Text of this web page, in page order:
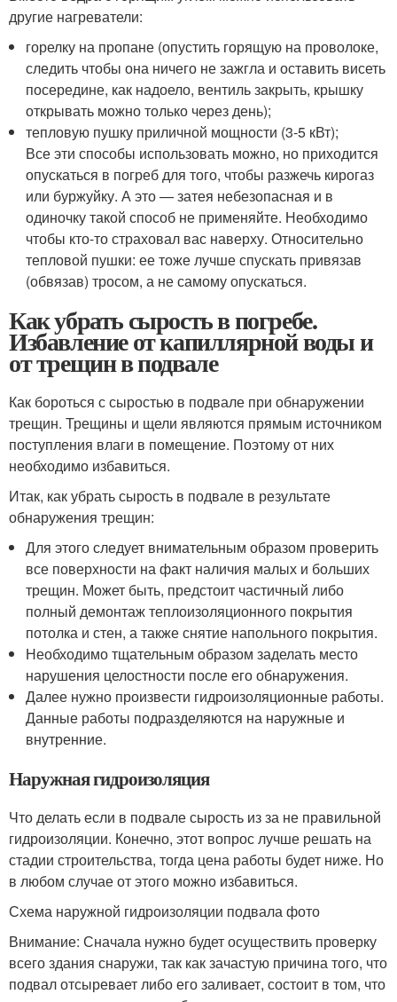
другие нагреватели:
горелку на пропане (опустить горящую на проволоке,
следить чтобы она ничего не зажгла и оставить висеть
посередине, как надоело, вентиль закрыть, крышку
открывать можно только через день);
тепловую пушку приличной мощности (3-5 кВт);
Все эти способы использовать можно, но приходится
опускаться в погреб для того, чтобы разжечь кирогаз
или буржуйку. А это — затея небезопасная и в
одиночку такой способ не применяйте. Необходимо
чтобы кто-то страховал вас наверху. Относительно
тепловой пушки: ее тоже лучше спускать привязав
(обвязав) тросом, а не самому опускаться.
Как убрать сырость в погребе.
Избавление от капиллярной воды и
от трещин в подвале
Как бороться с сыростью в подвале при обнаружении
трещин. Трещины и щели являются прямым источником
поступления влаги в помещение. Поэтому от них
необходимо избавиться.
Итак, как убрать сырость в подвале в результате
обнаружения трещин:
Для этого следует внимательным образом проверить
все поверхности на факт наличия малых и больших
трещин. Может быть, предстоит частичный либо
полный демонтаж теплоизоляционного покрытия
потолка и стен, а также снятие напольного покрытия.
Необходимо тщательным образом заделать место
нарушения целостности после его обнаружения.
Далее нужно произвести гидроизоляционные работы.
Данные работы подразделяются на наружные и
внутренние.
Наружная гидроизоляция
Что делать если в подвале сырость из за не правильной
гидроизоляции. Конечно, этот вопрос лучше решать на
стадии строительства, тогда цена работы будет ниже. Но
в любом случае от этого можно избавиться.
Схема наружной гидроизоляции подвала фото
Внимание: Сначала нужно будет осуществить проверку
всего здания снаружи, так как зачастую причина того, что
подвал отсыревает либо его заливает, состоит в том, что